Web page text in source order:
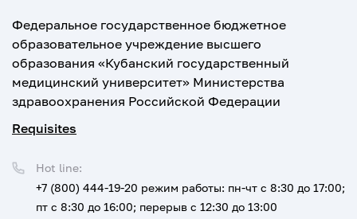
Федеральное государственное бюджетное
образовательное учреждение высшего
образования «Кубанский государственный
медицинский университет» Министерства
здравоохранения Российской Федерации
Requisites
Hot line:
+7 (800) 444-19-20 режим работы: пн-чт с 8:30 до 17:00;
пт с 8:30 до 16:00; перерыв с 12:30 до 13:00